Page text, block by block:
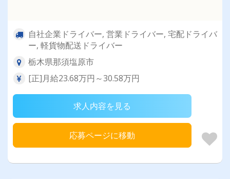
自社企業ドライバー, 営業ドライバー, 宅配ドライバ
ー, 軽貨物配送ドライバー
栃木県那須塩原市
[正]月給23.68万円～30.58万円
求人内容を見る
応募ページに移動